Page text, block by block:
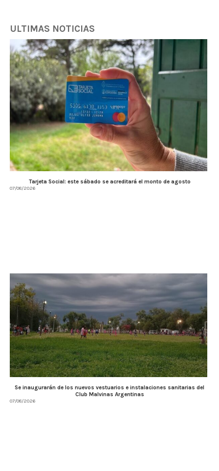
ULTIMAS NOTICIAS
Tarjeta Social: este sábado se acreditará el monto de agosto
07/08/2026
Se inaugurarán de los nuevos vestuarios e instalaciones sanitarias del
Club Malvinas Argentinas
07/08/2026